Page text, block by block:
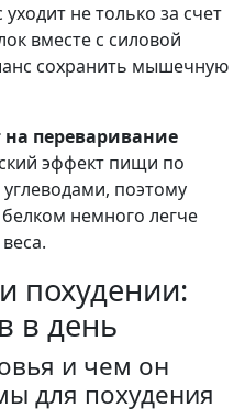
не только за счет
вместе с силовой
сохранить мышечную
на переваривание
эффект пищи по
поэтому
немного легче
похудении:
в день
и чем он
для похудения